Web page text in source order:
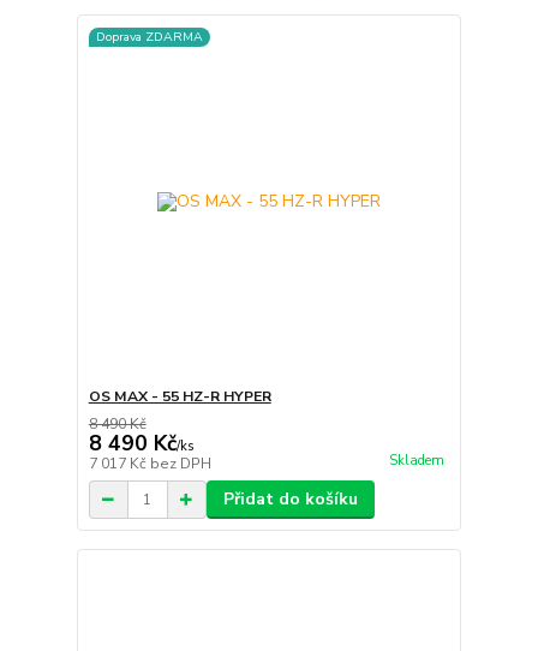
Doprava ZDARMA
OS MAX - 55 HZ-R HYPER
8 490 Kč
8 490 Kč/ks
7 017 Kč bez DPH Skladem
Přidat do košíku